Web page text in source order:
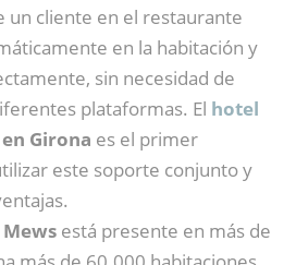
un cliente en el restaurante
en la habitación y
sin necesidad de
plataformas. El hotel
Girona es el primer
este soporte conjunto y
Mews está presente en más de